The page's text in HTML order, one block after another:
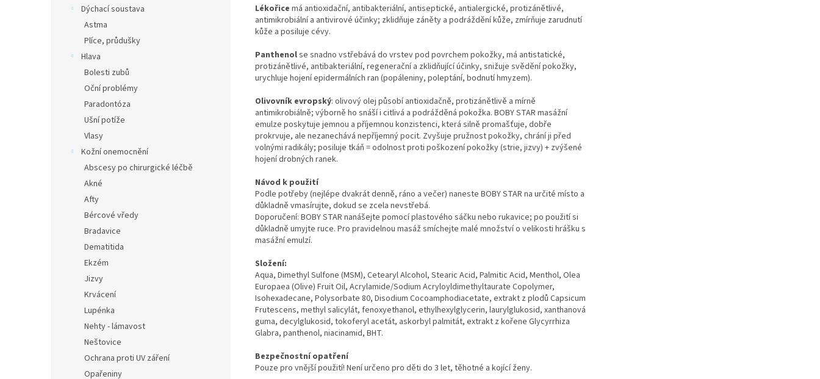
Dýchací soustava
Astma
Plíce, průdušky
Hlava
Bolesti zubů
Oční problémy
Paradontóza
Ušní potíže
Vlasy
Kožní onemocnění
Abscesy po chirurgické léčbě
Akné
Afty
Bércové vředy
Bradavice
Dematitida
Ekzém
Jizvy
Krvácení
Lupénka
Nehty - lámavost
Neštovice
Ochrana proti UV záření
Opařeniny
Lékořice má antioxidační, antibakteriální, antiseptické, antialergické, protizánětlivé,
antimikrobiální a antivirové účinky; zklidňuje záněty a podráždění kůže, zmírňuje zarudnutí
kůže a posiluje cévy.
Panthenolse snadno vstřebává do vrstev pod povrchem pokožky, má antistatické,
protizánětlivé, antibakteriální, regenerační a zklidňující účinky, snižuje svědění pokožky,
urychluje hojení epidermálních ran (popáleniny, poleptání, bodnutí hmyzem).
Olivovník evropský: olivový olej působí antioxidačně, protizánětlivě a mírně
antimikrobiálně; výborně ho snáší i citlivá a podrážděná pokožka. BOBY STAR masážní
emulze poskytuje jemnou a příjemnou konzistenci, která silně promašťuje, dobře
prokrvuje, ale nezanechává nepříjemný pocit. Zvyšuje pružnost pokožky, chrání ji před
volnými radikály; posiluje tkáň = odolnost proti poškození pokožky (strie, jizvy) + zvýšené
hojení drobných ranek.
Návod k použití
Podle potřeby (nejlépe dvakrát denně, ráno a večer) naneste BOBY STAR na určité místo a
důkladně vmasírujte, dokud se zcela nevstřebá.
Doporučení: BOBY STAR nanášejte pomocí plastového sáčku nebo rukavice; po použití si
důkladně umyjte ruce. Pro pravidelnou masáž smíchejte malé množství o velikosti hrášku s
masážní emulzí.
Složení:
Aqua, Dimethyl Sulfone (MSM), Cetearyl Alcohol, Stearic Acid, Palmitic Acid, Menthol, Olea
Europaea (Olive) Fruit Oil, Acrylamide/Sodium Acryloyldimethyltaurate Copolymer,
Isohexadecane, Polysorbate 80, Disodium Cocoamphodiacetate, extrakt z plodů Capsicum
Frutescens, methyl salicylát, fenoxyethanol, ethylhexylglycerin, laurylglukosid, xanthanová
guma, decylglukosid, tokoferyl acetát, askorbyl palmitát, extrakt z kořene Glycyrrhiza
Glabra, panthenol, niacinamid, BHT.
Bezpečnostní opatření
Pouze pro vnější použití! Není určeno pro děti do 3 let, těhotné a kojící ženy.